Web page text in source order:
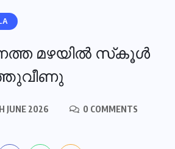
മഴയില്‍ സ്‌കൂള്‍
JUNE 2026
0 COMMENTS